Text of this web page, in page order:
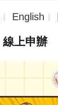
English
線上申辦